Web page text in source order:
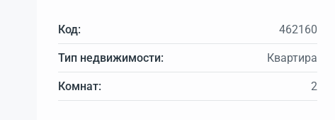
Код: 462160
Тип недвижимости: Квартира
Комнат: 2